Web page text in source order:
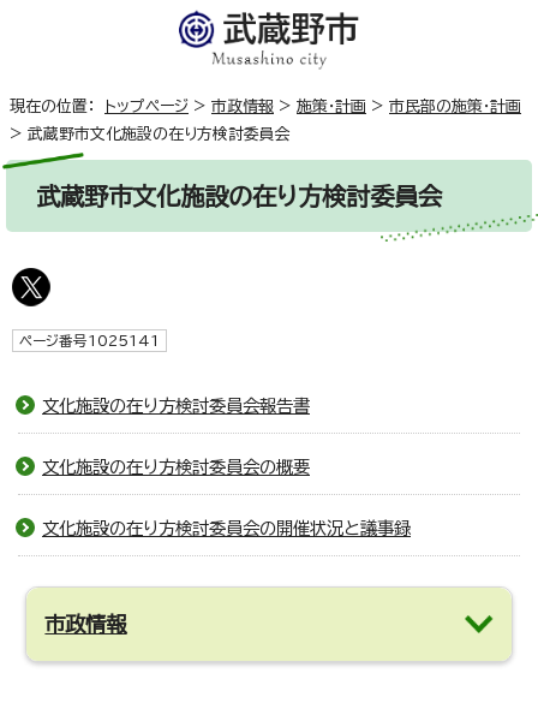
現在の位置： トップページ > 市政情報 > 施策・計画 > 市民部の施策・計画
> 武蔵野市文化施設の在り方検討委員会
武蔵野市文化施設の在り方検討委員会
ページ番号1025141
文化施設の在り方検討委員会報告書
文化施設の在り方検討委員会の概要
文化施設の在り方検討委員会の開催状況と議事録
市政情報